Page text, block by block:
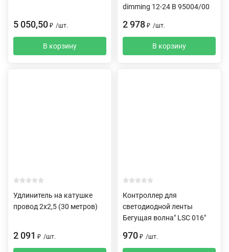
5 050,50 ₽ /шт.
В корзину
dimming 12-24 В 95004/00
2 978 ₽ /шт.
В корзину
Удлинитель на катушке
провод 2х2,5 (30 метров)
2 091 ₽ /шт.
Контроллер для
светодиодной ленты
Бегущая волна" LSC 016"
970 ₽ /шт.